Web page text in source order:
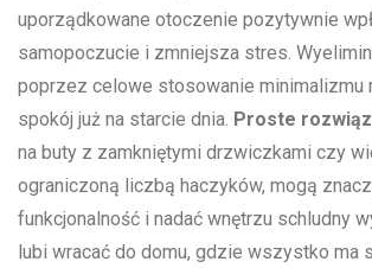
uporządkowane ⁣otoczenie pozytywnie
samopoczucie i zmniejsza stres.
poprzez⁢ celowe ‍stosowanie minimalizmu
spokój już ⁤na starcie dnia. Proste‍
na buty⁢ z zamkniętymi drzwiczkami czy​
ograniczoną liczbą‍ haczyków, ‍mogą⁣
funkcjonalność i nadać⁢ wnętrzu schludny
⁢lubi wracać do domu, gdzie wszystko‌ ma